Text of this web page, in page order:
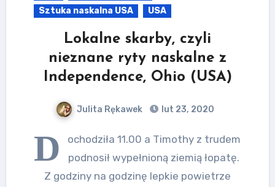
Sztuka naskalna USA
USA
Lokalne skarby, czyli
nieznane ryty naskalne z
Independence, Ohio (USA)
Julita Rękawek lut 23, 2020
D
ochodziła 11.00 a Timothy z trudem
podnosił wypełnioną ziemią łopatę.
Z godziny na godzinę lepkie powietrze